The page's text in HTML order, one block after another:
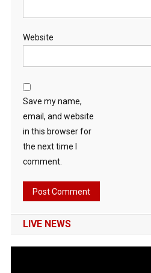
Website
Save my name,
email, and website
in this browser for
the next time I
comment.
LIVE NEWS